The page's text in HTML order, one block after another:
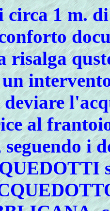
circa 1 m.
risalga
intervento
deviare
al
seguendo i